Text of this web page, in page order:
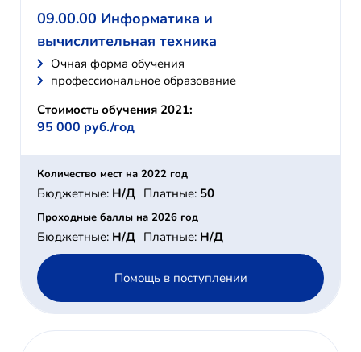
09.00.00 Информатика и
вычислительная техника
Очная форма обучения
профессиональное образование
Стоимость обучения 2021:
95 000 руб./год
Количество мест на 2022 год
Бюджетные: Н/Д Платные: 50
Проходные баллы на 2026 год
Бюджетные: Н/Д Платные: Н/Д
Помощь в поступлении